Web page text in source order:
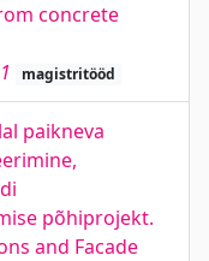
concrete
magistritööd
paikneva
põhiprojekt.
and Facade